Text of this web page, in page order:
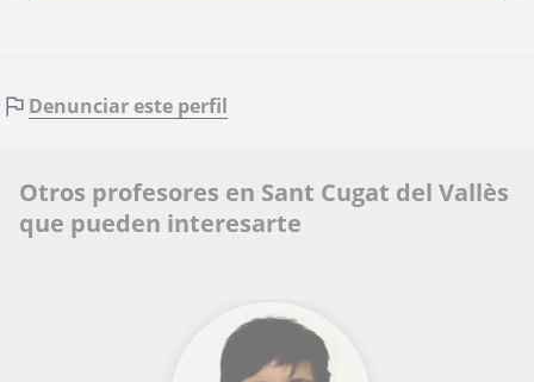
Denunciar este perfil
Otros profesores en Sant Cugat del Vallès
que pueden interesarte